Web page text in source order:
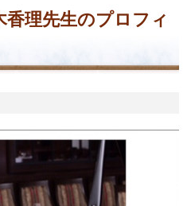
香理先生のプロフィ